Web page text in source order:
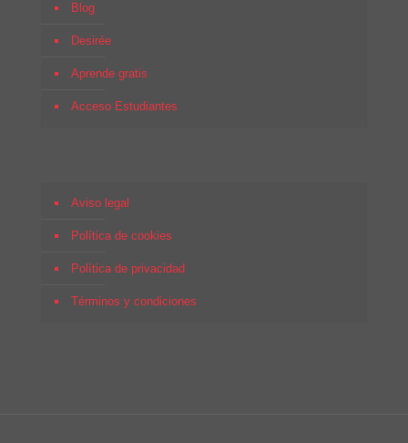
Blog
Desirée
Aprende gratis
Acceso Estudiantes
Aviso legal
Política de cookies
Política de privacidad
Términos y condiciones